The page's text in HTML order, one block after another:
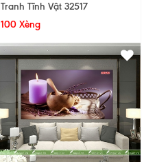
Tranh Tĩnh Vật 32517
100 Xèng